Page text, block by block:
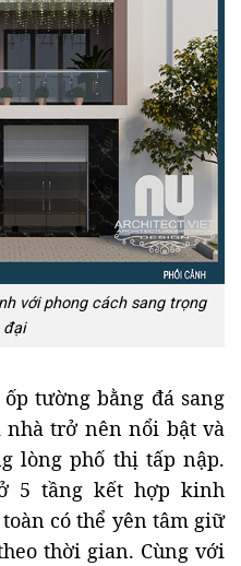
với phong cách sang trọng
đại
tường bằng đá sang
trở nên nổi bật và
lòng phố thị tấp nập.
5 tầng kết hợp kinh
có thể yên tâm giữ
thời gian. Cùng với